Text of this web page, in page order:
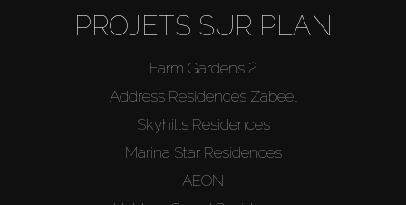
PROJETS SUR PLAN
Farm Gardens 2
Address Residences Zabeel
Skyhills Residences
Marina Star Residences
AEON